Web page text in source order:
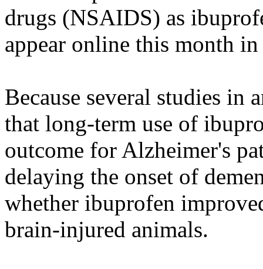
drugs (NSAIDS) as
appear online this month
Because several studies in
that long-term use of
outcome for Alzheimer's
delaying the onset of
whether ibuprofen
brain-injured animals.